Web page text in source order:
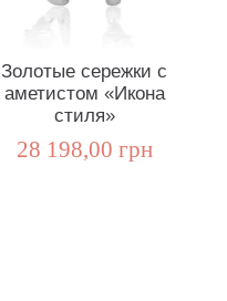
Золотые сережки с
аметистом «Икона
стиля»
28 198,00 грн